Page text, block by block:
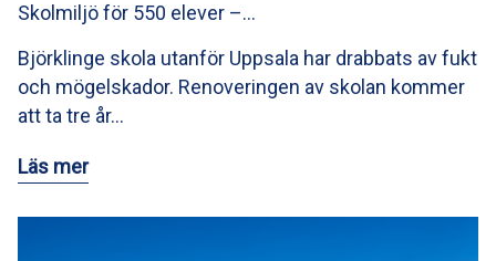
Skolmiljö för 550 elever –…
Björklinge skola utanför Uppsala har drabbats av fukt
och mögelskador. Renoveringen av skolan kommer
att ta tre år…
Läs mer